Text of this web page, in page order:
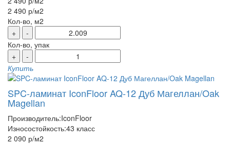
2 490 р/м2
Кол-во, м2
+
-
Кол-во, упак
+
-
Купить
SPC-ламинат IconFloor AQ-12 Дуб Магеллан/Oak
Magellan
Производитель:IconFloor
Износостойкость:43 класс
2 090 р/м2